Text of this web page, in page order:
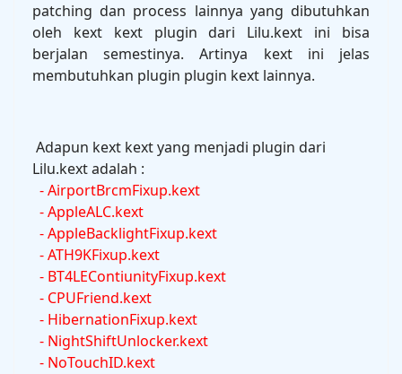
patching dan process lainnya yang dibutuhkan
oleh kext kext plugin dari Lilu.kext ini bisa
berjalan semestinya. Artinya kext ini jelas
membutuhkan plugin plugin kext lainnya.
Adapun kext kext yang menjadi plugin dari
Lilu.kext adalah :
- AirportBrcmFixup.kext
- AppleALC.kext
- AppleBacklightFixup.kext
- ATH9KFixup.kext
- BT4LEContiunityFixup.kext
- CPUFriend.kext
- HibernationFixup.kext
- NightShiftUnlocker.kext
- NoTouchID.kext